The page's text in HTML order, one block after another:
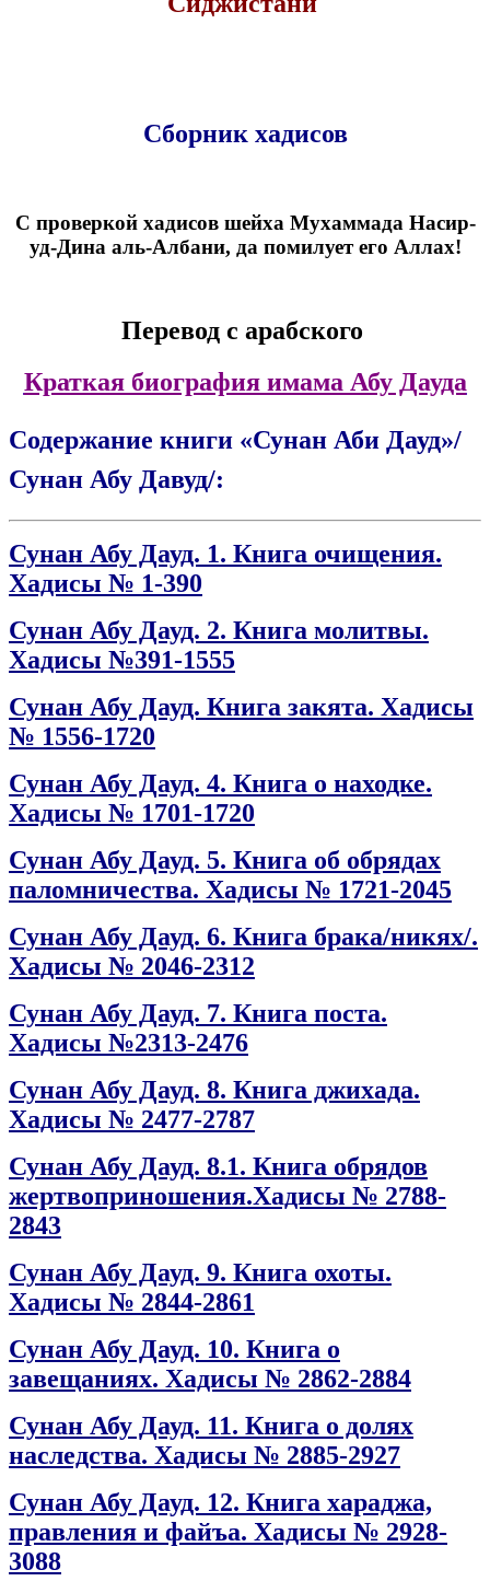
Сборник хадисов
С проверкой хадисов шейха Мухаммада Насир-
уд-Дина аль-Албани, да помилует его Аллах!
Перевод с арабского
Краткая биография имама Абу Дауда
Содержание книги «Сунан Аби Дауд»/
Сунан Абу Давуд/:
Сунан Абу Дауд. 1. Книга очищения.
Хадисы № 1-390
Сунан Абу Дауд. 2. Книга молитвы.
Хадисы №391-1555
Сунан Абу Дауд. Книга закята. Хадисы
№ 1556-1720
Сунан Абу Дауд. 4. Книга о находке.
Хадисы № 1701-1720
Сунан Абу Дауд. 5. Книга об обрядах
паломничества. Хадисы № 1721-2045
Сунан Абу Дауд. 6. Книга брака/никях/.
Хадисы № 2046-2312
Сунан Абу Дауд. 7. Книга поста.
Хадисы №2313-2476
Сунан Абу Дауд. 8. Книга джихада.
Хадисы № 2477-2787
Сунан Абу Дауд. 8.1. Книга обрядов
жертвоприношения.Хадисы № 2788-
2843
Сунан Абу Дауд. 9. Книга охоты.
Хадисы № 2844-2861
Сунан Абу Дауд. 10. Книга о
завещаниях. Хадисы № 2862-2884
Сунан Абу Дауд. 11. Книга о долях
наследства. Хадисы № 2885-2927
Сунан Абу Дауд. 12. Книга хараджа,
правления и файъа. Хадисы № 2928-
3088